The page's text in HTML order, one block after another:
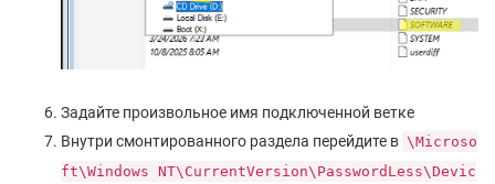
Задайте произвольное имя подключенной ветке
Внутри смонтированного раздела перейдите в \Microso
ft\Windows NT\CurrentVersion\PasswordLess\Devic